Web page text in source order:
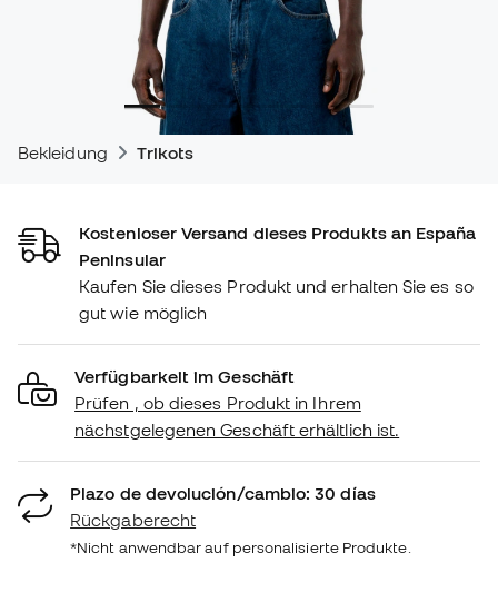
Bekleidung Trikots
Kostenloser Versand dieses Produkts an España
Peninsular
Kaufen Sie dieses Produkt und erhalten Sie es so
gut wie möglich
Verfügbarkeit im Geschäft
Prüfen , ob dieses Produkt in Ihrem
nächstgelegenen Geschäft erhältlich ist.
Plazo de devolución/cambio: 30 días
Rückgaberecht
*Nicht anwendbar auf personalisierte Produkte.